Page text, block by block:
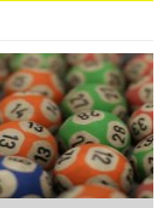
美国市场贩售，
台，购买族群蛮
的家庭或是老年
台亮相，从
28高雄场在国